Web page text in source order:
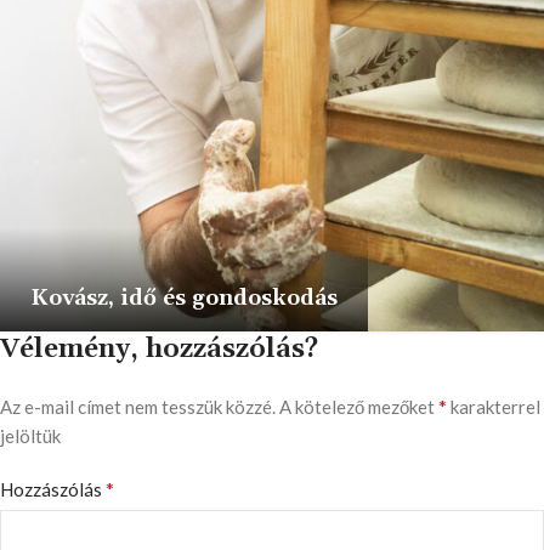
Kovász, idő és gondoskodás
Vélemény, hozzászólás?
Az e-mail címet nem tesszük közzé.A kötelező mezőket* karakterrel
jelöltük
Hozzászólás *